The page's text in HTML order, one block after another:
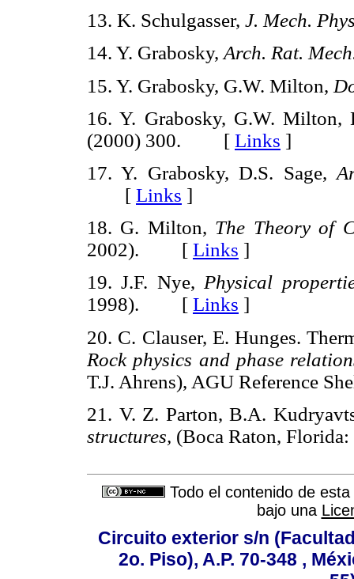
13. K. Schulgasser, J. Mech.
14. Y. Grabosky,Arch. Rat.
15. Y. Grabosky, G.W. Milton,
16. Y. Grabosky, G.W. Milton,
(2000) 300. [ Links ]
17. Y. Grabosky, D.S. Sage,
[ Links ]
18. G. Milton, The Theory of
2002). [ Links ]
19. J.F. Nye, Physical
1998). [ Links ]
20. C. Clauser, E. Hunges.
Rock physics and phase
T.J. Ahrens), AGU Reference
21. V. Z. Parton, B.A.
structures, (Boca Raton,
Todo el contenido de
bajo una
Circuito exterior s/n
2o. Piso), A.P. 70-348 ,